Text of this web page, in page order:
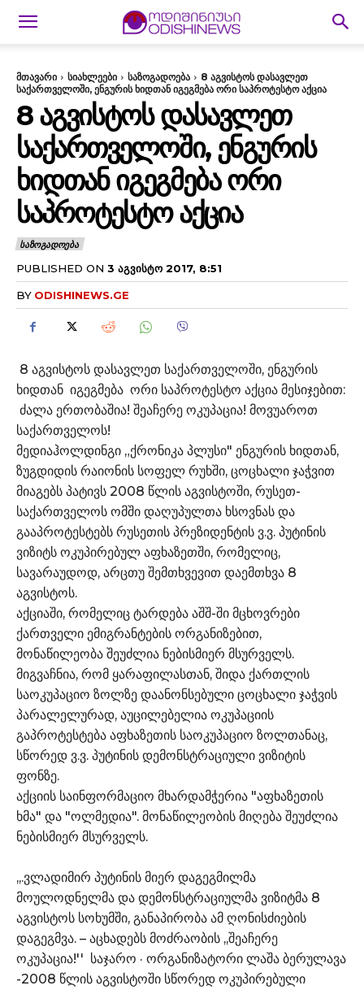
მთავარი სიახლეები საზოგადოება
8 აგვისტოს დასავლეთ
საქართველოში, ენგურის ხიდთან იგეგმება ორი საპროტესტო აქცია
8 ᲐᲒᲕᲘᲡᲢᲝᲡ ᲓᲐᲡᲐᲕᲚᲔᲗ
ᲡᲐᲥᲐᲠᲗᲕᲔᲚᲝᲨᲘ, ᲔᲜᲒᲣᲠᲘᲡ
ᲮᲘᲓᲗᲐᲜ ᲘᲒᲔᲒᲛᲔᲑᲐ ᲝᲠᲘ
ᲡᲐᲞᲠᲝᲢᲔᲡᲢᲝ ᲐᲥᲪᲘᲐ
ᲡᲐᲖᲝᲒᲐᲓᲝᲔᲑᲐ
PUBLISHED ON 3 ᲐᲒᲕᲘᲡᲢᲝ 2017, 8:51
BY ODISHINEWS.GE
8 აგვისტოს დასავლეთ საქართველოში, ენგურის
ხიდთან იგეგმება ორი საპროტესტო აქცია მესიჯებით:
ძალა ერთობაშია! შეაჩერე ოკუპაცია! მოვუაროთ
საქართველოს!
მედიაჰოლდინგი „ქრონიკა პლუსი" ენგურის ხიდთან,
ზუგდიდის რაიონის სოფელ რუხში, ცოცხალი ჯაჭვით
მიაგებს პატივს 2008 წლის აგვისტოში, რუსეთ-
საქართველოს ომში დაღუპულთა ხსოვნას და
გააპროტესტებს რუსეთის პრეზიდენტის ვ.ვ. პუტინის
ვიზიტს ოკუპირებულ აფხაზეთში, რომელიც,
სავარაუდოდ, არცთუ შემთხვევით დაემთხვა 8
აგვისტოს.
აქციაში, რომელიც ტარდება აშშ-ში მცხოვრები
ქართველი ემიგრანტების ორგანიზებით,
მონაწილეობა შეუძლია ნებისმიერ მსურველს.
მიგვაჩნია, რომ ყარაფილასთან, შიდა ქართლის
საოკუპაციო ზოლზე დაანონსებული ცოცხალი ჯაჭვის
პარალელურად, აუცილებელია ოკუპაციის
გაპროტესტება აფხაზეთის საოკუპაციო ზოლთანაც,
სწორედ ვ.ვ. პუტინის დემონსტრაციული ვიზიტის
ფონზე.
აქციის საინფორმაციო მხარდამჭერია "აფხაზეთის
ხმა" და "ოლმედია". მონაწილეობის მიღება შეუძლია
ნებისმიერ მსურველს.
,,.ვლადიმირ პუტინის მიერ დაგეგმილმა
მოულოდნელმა და დემონსტრაციულმა ვიზიტმა 8
აგვისტოს სოხუმში, განაპირობა ამ ღონისძიების
დაგეგმვა. – აცხადებს მოძრაობის ,,შეაჩერე
ოკუპაცია!'' საჯარო · ორგანიზატორი ლაშა ბერულავა
-2008 წლის აგვისტოში სწორედ ოკუპირებული